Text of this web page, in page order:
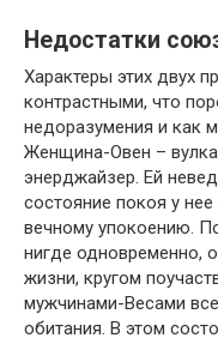
Недостатки
Характеры этих двух
контрастными, что
недоразумения и как
Женщина-Овен –
энерджайзер. Ей
состояние покоя у
вечному упокоению.
нигде одновременно,
жизни, кругом
мужчинами-Весами
обитания. В этом